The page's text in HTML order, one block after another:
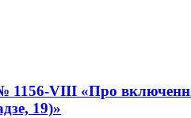
1156-VIII «Про
19)»